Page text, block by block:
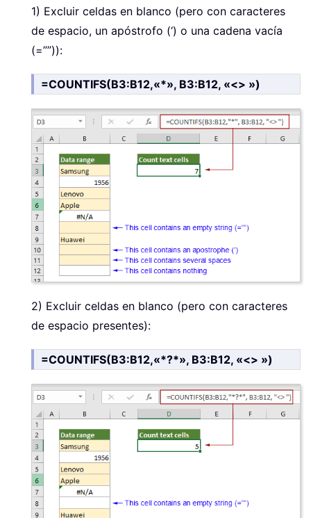
1) Excluir celdas en blanco (pero con caracteres
de espacio, un apóstrofo (‘) o una cadena vacía
(=””)):
=COUNTIFS(B3:B12,«*», B3:B12, «<> »)
2) Excluir celdas en blanco (pero con caracteres
de espacio presentes):
=COUNTIFS(B3:B12,«*?*», B3:B12, «<> »)